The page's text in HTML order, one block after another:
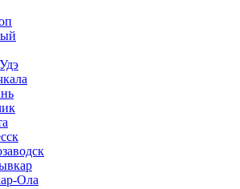
Ола